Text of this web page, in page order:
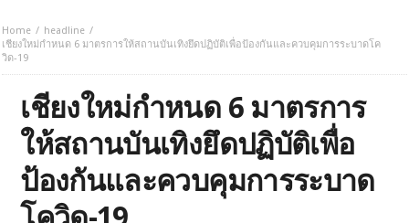
Home
headline
เชียงใหม่กำหนด 6 มาตรการให้สถานบันเทิงยึดปฏิบัติเพื่อป้องกันและควบคุมการระบาดโค
วิด-19
เชียงใหม่กำหนด 6 มาตรการ
ให้สถานบันเทิงยึดปฏิบัติเพื่อ
ป้องกันและควบคุมการระบาด